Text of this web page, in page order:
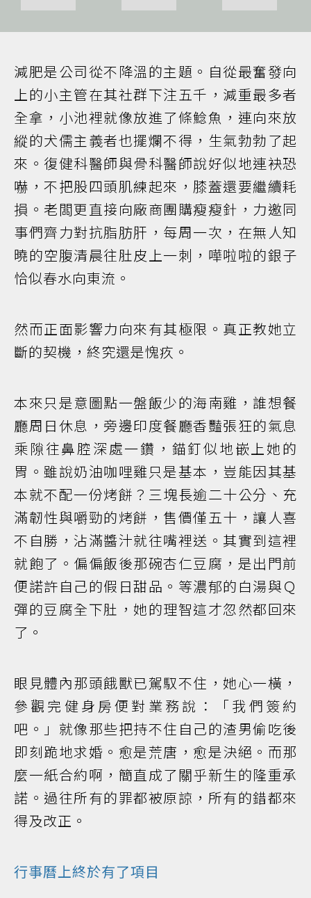
減肥是公司從不降溫的主題。自從最奮發向
上的小主管在其社群下注五千，減重最多者
全拿，小池裡就像放進了條鯰魚，連向來放
縱的犬儒主義者也擺爛不得，生氣勃勃了起
來。復健科醫師與骨科醫師說好似地連袂恐
嚇，不把股四頭肌練起來，膝蓋還要繼續耗
損。老闆更直接向廠商團購瘦瘦針，力邀同
事們齊力對抗脂肪肝，每周一次，在無人知
曉的空腹清晨往肚皮上一刺，嘩啦啦的銀子
恰似春水向東流。
然而正面影響力向來有其極限。真正教她立
斷的契機，終究還是愧疚。
本來只是意圖點一盤飯少的海南雞，誰想餐
廳周日休息，旁邊印度餐廳香豔張狂的氣息
乘隙往鼻腔深處一鑽，錨釘似地嵌上她的
胃。雖說奶油咖哩雞只是基本，豈能因其基
本就不配一份烤餅？三塊長逾二十公分、充
滿韌性與嚼勁的烤餅，售價僅五十，讓人喜
不自勝，沾滿醬汁就往嘴裡送。其實到這裡
就飽了。偏偏飯後那碗杏仁豆腐，是出門前
便諾許自己的假日甜品。等濃郁的白湯與Ｑ
彈的豆腐全下肚，她的理智這才忽然都回來
了。
眼見體內那頭餓獸已駕馭不住，她心一橫，
參觀完健身房便對業務說：「我們簽約
吧。」就像那些把持不住自己的渣男偷吃後
即刻跪地求婚。愈是荒唐，愈是決絕。而那
麼一紙合約啊，簡直成了關乎新生的隆重承
諾。過往所有的罪都被原諒，所有的錯都來
得及改正。
行事曆上終於有了項目